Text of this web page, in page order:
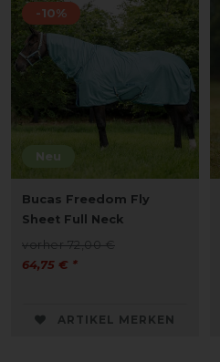
Neu
-10%
Bucas Freedom Fly
Sheet Full Neck
vorher 72,00 €
64,75 € *
ARTIKEL MERKEN